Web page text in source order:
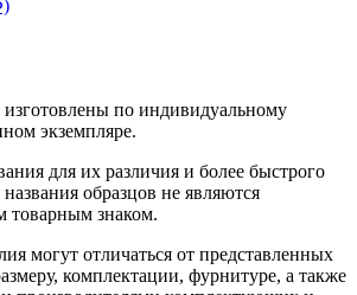
по индивидуальному
экземпляре.
для их различия и более быстрого
образцов не являются
товарным знаком.
могут отличаться от представленных
комплектации, фурнитуре, а также